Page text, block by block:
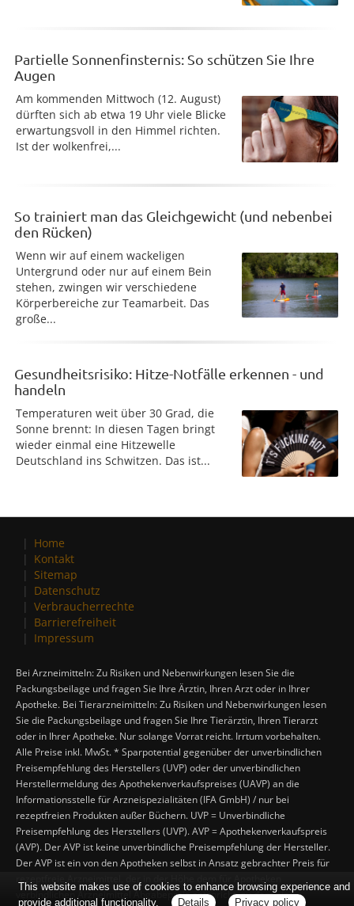
Partielle Sonnenfinsternis: So schützen Sie Ihre
Augen
Am kommenden Mittwoch (12. August)
dürften sich ab etwa 19 Uhr viele Blicke
erwartungsvoll in den Himmel richten.
Ist der wolkenfrei,...
So trainiert man das Gleichgewicht (und nebenbei
den Rücken)
Wenn wir auf einem wackeligen
Untergrund oder nur auf einem Bein
stehen, zwingen wir verschiedene
Körperbereiche zur Teamarbeit. Das
große...
Gesundheitsrisiko: Hitze-Notfälle erkennen - und
handeln
Temperaturen weit über 30 Grad, die
Sonne brennt: In diesen Tagen bringt
wieder einmal eine Hitzewelle
Deutschland ins Schwitzen. Das ist...
Home
Kontakt
Sitemap
Datenschutz
Verbraucherrechte
Barrierefreiheit
Impressum
Bei Arzneimitteln: Zu Risiken und Nebenwirkungen lesen Sie die
Packungsbeilage und fragen Sie Ihre Ärztin, Ihren Arzt oder in Ihrer
Apotheke. Bei Tierarzneimitteln: Zu Risiken und Nebenwirkungen lesen
Sie die Packungsbeilage und fragen Sie Ihre Tierärztin, Ihren Tierarzt
oder in Ihrer Apotheke. Nur solange Vorrat reicht. Irrtum vorbehalten.
Alle Preise inkl. MwSt. * Sparpotential gegenüber der unverbindlichen
Preisempfehlung des Herstellers (UVP) oder der unverbindlichen
Herstellermeldung des Apothekenverkaufspreises (UAVP) an die
Informationsstelle für Arzneispezialitäten (IFA GmbH) / nur bei
rezeptfreien Produkten außer Büchern. UVP = Unverbindliche
Preisempfehlung des Herstellers (UVP). AVP = Apothekenverkaufspreis
(AVP). Der AVP ist keine unverbindliche Preisempfehlung der Hersteller.
Der AVP ist ein von den Apotheken selbst in Ansatz gebrachter Preis für
verbindlichen Arzneimittel Abgabepreis entspricht, zu dem eine
This website makes use of cookies to enhance browsing experience and
provide additional functionality.
Details Privacy policy